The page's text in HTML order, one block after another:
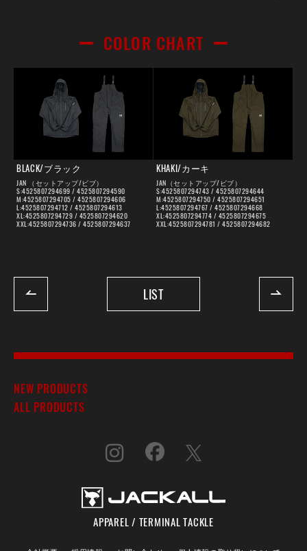
COLOR CHART
BLACK/ブラック
JAN （セットアップ/ビブ）
S:4525807294699 / 4525807294590
M:4525807294705 / 4525807294606
L:4525807294712 / 4525807294613
XL:4525807294729 / 4525807294620
XXL:4525807294736 / 4525807294637
KHAKI/カーキ
JAN（セットアップ/ビブ）
S:4525807294743 / 4525807294644
M:4525807294750 / 4525807294651
L:4525807294767 / 4525807294668
XL:4525807294774 / 4525807294675
XXL:4525807294781 / 4525807294682
LIST
NEW PRODUCTS
ALL PRODUCTS
APPAREL / TERMINAL TACKLE